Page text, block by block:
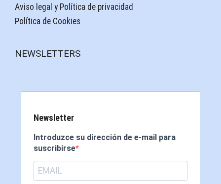
Aviso legal y Política de privacidad
Política de Cookies
NEWSLETTERS
Newsletter
Introduzce su dirección de e-mail para
suscribirse